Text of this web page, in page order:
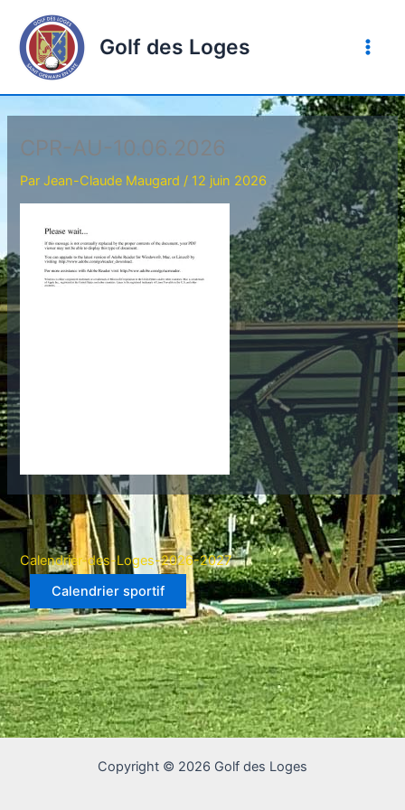
contenu
Golf des Loges
CPR-AU-10.06.2026
ParJean-Claude Maugard / 12 juin 2026
Calendrier-des-Loges-2026-2027
Calendrier sportif
Copyright © 2026 Golf des Loges